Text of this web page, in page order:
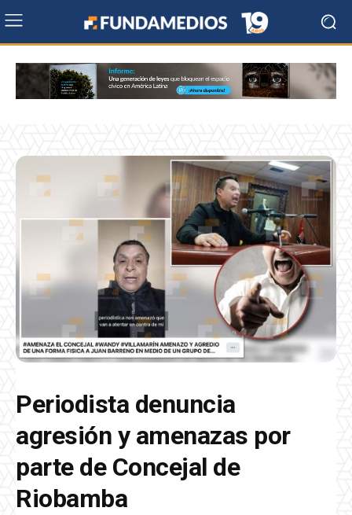
Periodista denuncia
agresión y amenazas por
parte de Concejal de
Riobamba